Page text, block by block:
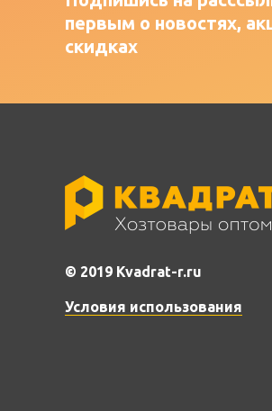
первым о новостях,
скидках
© 2019 Kvadrat-r.ru
Условия использования